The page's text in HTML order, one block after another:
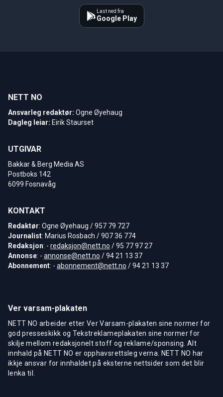
Last ned fra
Google Play
NETT NO
Ansvarleg redaktør: Ogne Øyehaug
Dagleg leiar: Eirik Staurset
UTGIVAR
Bakkar & Berg Media AS
Postboks 142
6099 Fosnavåg
KONTAKT
Redaktør: Ogne Øyehaug / 957 79 727
Journalist: Marius Rosbach / 907 36 774
Redaksjon: - redaksjon@nett.no / 95 77 97 27
Annonse: - annonse@nett.no / 94 21 13 37
Abonnement: - abonnement@nett.no / 94 21 13 37
Ver varsam-plakaten
NETT NO arbeider etter Ver Varsam-plakaten sine normer for
god presseskikk og Tekstreklameplakaten sine normer for
skilje mellom redaksjonelt stoff og reklame/sponsing. Alt
innhald på NETT NO er opphavsrettsleg verna. NETT NO har
ikkje ansvar for innhaldet på eksterne nettsider som det blir
lenka til.